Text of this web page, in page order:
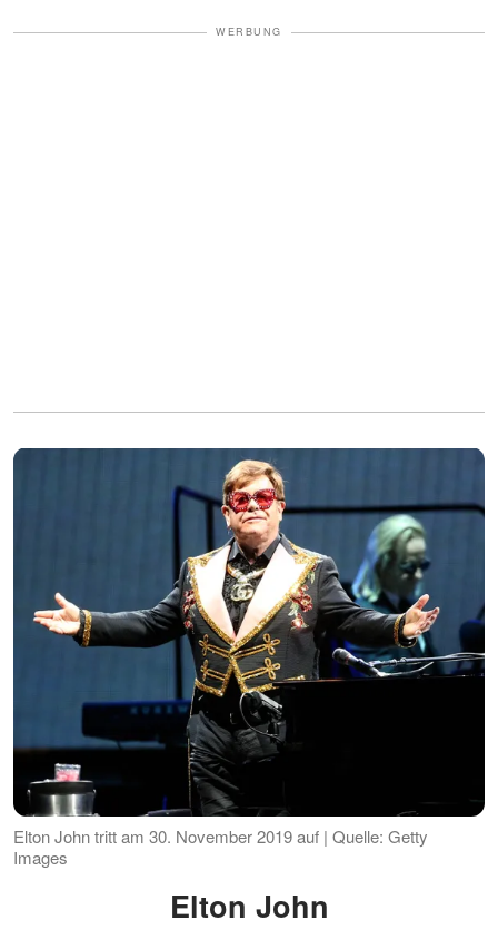
WERBUNG
Elton John tritt am 30. November 2019 auf | Quelle: Getty
Images
Elton John